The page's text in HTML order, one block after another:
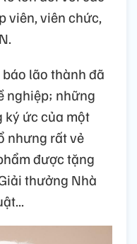
viên, viên chức,
lão thành đã
nghiệp; những
ký ức của một
nhưng rất vẻ
được tặng
thưởng Nhà